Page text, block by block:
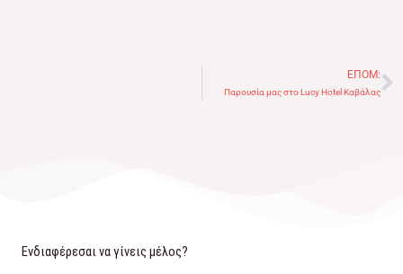
ΕΠΌΜ:
Παρουσία μας στο Lucy Hotel Καβάλας​
Ενδιαφέρεσαι να γίνεις μέλος?